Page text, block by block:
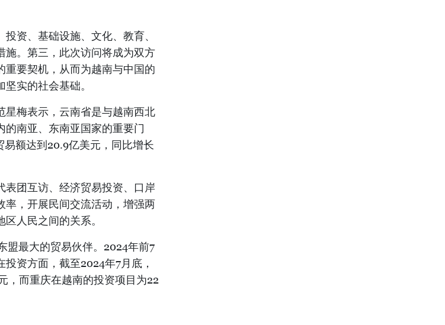
资、基础设施、文化、教育、
施。第三，此次访问将成为双方
要契机，从而为越南与中国的
实的社会基础。
星梅表示，云南省是与越南西北
南亚、东南亚国家的重要门
额达到20.9亿美元，同比增长
团互访、经济贸易投资、口岸
率，开展民间交流活动，增强两
人民之间的关系。
盟最大的贸易伙伴。2024年前7
资方面，截至2024年7月底，
，而重庆在越南的投资项目为22